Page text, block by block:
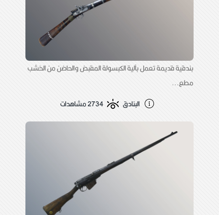
بندقية قديمة تعمل بآلية الكبسولة المقبض والحاضن من الخشب
مطع...
البنادق
2734 مشاهدات